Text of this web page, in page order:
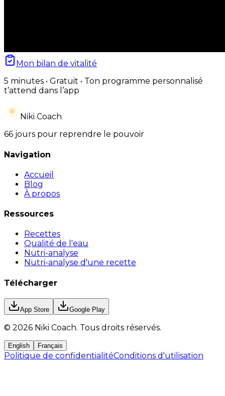
Mon bilan de vitalité
5 minutes • Gratuit • Ton programme personnalisé
t’attend dans l’app
Niki Coach
66 jours pour reprendre le pouvoir
Navigation
Accueil
Blog
À propos
Ressources
Recettes
Qualité de l'eau
Nutri-analyse
Nutri-analyse d'une recette
Télécharger
App Store Google Play
© 2026 Niki Coach. Tous droits réservés.
English Français
Politique de confidentialitéConditions d'utilisation